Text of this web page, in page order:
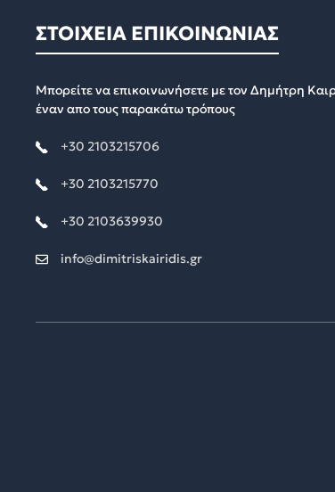
ΣΤΟΙΧΕΙΑ ΕΠΙΚΟΙΝΩΝΙΑΣ
Μπορείτε να επικοινωνήσετε με τον Δημήτρη
έναν απο τους παρακάτω τρόπους
+30 2103215706
+30 2103215770
+30 2103639930
info@dimitriskairidis.gr